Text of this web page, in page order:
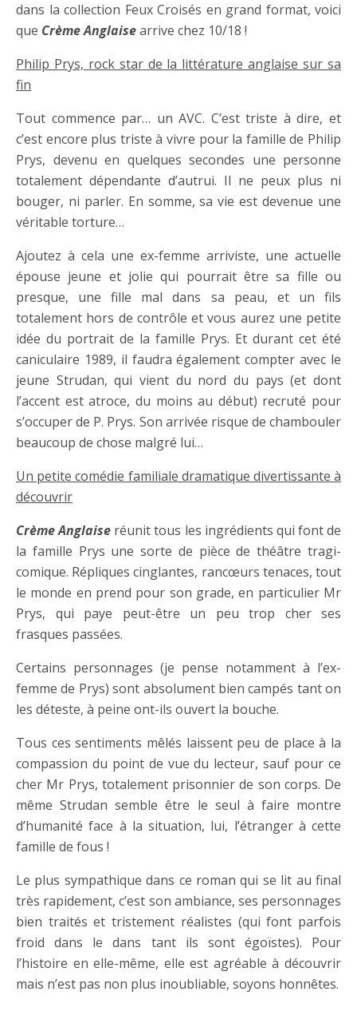
dans la collection Feux Croisés en grand format, voici
que Crème Anglaisearrive chez 10/18 !
Philip Prys, rock star de la littérature anglaise sur sa
fin
Tout commence par… un AVC. C’est triste à dire, et
c’est encore plus triste à vivre pour la famille de Philip
Prys, devenu en quelques secondes une personne
totalement dépendante d’autrui. Il ne peux plus ni
bouger, ni parler. En somme, sa vie est devenue une
véritable torture…
Ajoutez à cela une ex-femme arriviste, une actuelle
épouse jeune et jolie qui pourrait être sa fille ou
presque, une fille mal dans sa peau, et un fils
totalement hors de contrôle et vous aurez une petite
idée du portrait de la famille Prys. Et durant cet été
caniculaire 1989, il faudra également compter avec le
jeune Strudan, qui vient du nord du pays (et dont
l’accent est atroce, du moins au début) recruté pour
s’occuper de P. Prys. Son arrivée risque de chambouler
beaucoup de chose malgré lui…
Un petite comédie familiale dramatique divertissante à
découvrir
Crème Anglaise réunit tous les ingrédients qui font de
la famille Prys une sorte de pièce de théâtre tragi-
comique. Répliques cinglantes, rancœurs tenaces, tout
le monde en prend pour son grade, en particulier Mr
Prys, qui paye peut-être un peu trop cher ses
frasques passées.
Certains personnages (je pense notamment à l’ex-
femme de Prys) sont absolument bien campés tant on
les déteste, à peine ont-ils ouvert la bouche.
Tous ces sentiments mêlés laissent peu de place à la
compassion du point de vue du lecteur, sauf pour ce
cher Mr Prys, totalement prisonnier de son corps. De
même Strudan semble être le seul à faire montre
d’humanité face à la situation, lui, l’étranger à cette
famille de fous !
Le plus sympathique dans ce roman qui se lit au final
très rapidement, c’est son ambiance, ses personnages
bien traités et tristement réalistes (qui font parfois
froid dans le dans tant ils sont égoïstes). Pour
l’histoire en elle-même, elle est agréable à découvrir
mais n’est pas non plus inoubliable, soyons honnêtes.